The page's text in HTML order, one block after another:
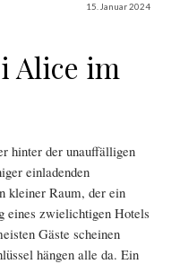
15. Januar 2024
Alice im
hinter der unauffälligen
einladenden
kleiner Raum, der ein
eines zwielichtigen Hotels
Gäste scheinen
hängen alle da. Ein